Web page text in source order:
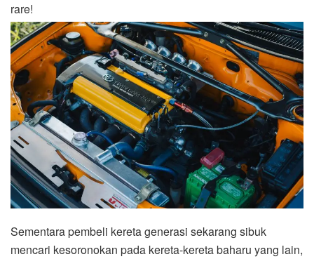
rare!
Sementara pembeli kereta generasi sekarang sibuk
mencari kesoronokan pada kereta-kereta baharu yang lain,